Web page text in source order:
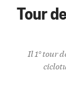
Tour
Il 1° tour